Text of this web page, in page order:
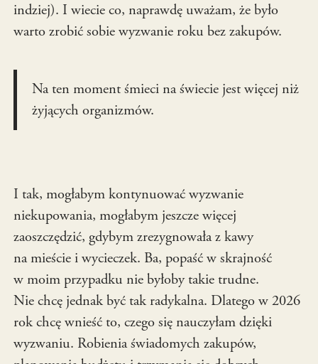
indziej). I wiecie co, naprawdę uważam, że było
warto zrobić sobie wyzwanie roku bez zakupów.
Na ten moment śmieci na świecie jest więcej niż
żyjących organizmów.
I tak, mogłabym kontynuować wyzwanie
niekupowania, mogłabym jeszcze więcej
zaoszczędzić, gdybym zrezygnowała z kawy
na mieście i wycieczek. Ba, popaść w skrajność
w moim przypadku nie byłoby takie trudne.
Nie chcę jednak być tak radykalna. Dlatego w 2026
rok chcę wnieść to, czego się nauczyłam dzięki
wyzwaniu. Robienia świadomych zakupów,